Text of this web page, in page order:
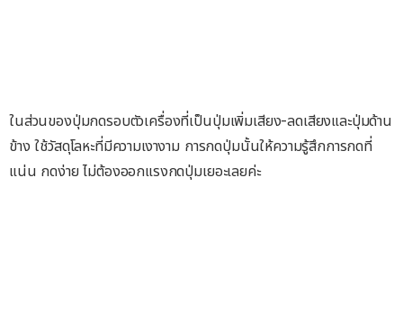
ในส่วนของปุ่มกดรอบตัวเครื่องที่เป็นปุ่มเพิ่มเสียง-ลดเสียงและปุ่มด้าน
ข้าง ใช้วัสดุโลหะที่มีความเงางาม การกดปุ่มนั้นให้ความรู้สึกการกดที่
แน่น กดง่าย ไม่ต้องออกแรงกดปุ่มเยอะเลยค่ะ